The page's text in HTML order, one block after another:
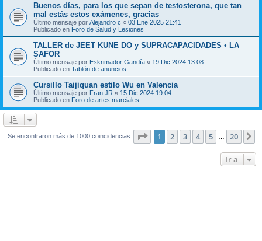
Buenos días, para los que sepan de testosterona, que tan
mal estás estos exámenes, gracias
Último mensaje por Alejandro c « 03 Ene 2025 21:41
Publicado en Foro de Salud y Lesiones
TALLER de JEET KUNE DO y SUPRACAPACIDADES • LA
SAFOR
Último mensaje por Eskrimador Gandía « 19 Dic 2024 13:08
Publicado en Tablón de anuncios
Cursillo Taijiquan estilo Wu en Valencia
Último mensaje por Fran JR « 15 Dic 2024 19:04
Publicado en Foro de artes marciales
Se encontraron más de 1000 coincidencias Página de 20
1 2 3 4 5 20
Ir a